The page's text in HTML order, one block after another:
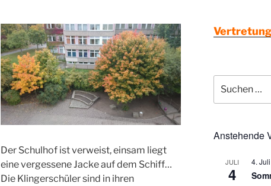
Der Schulhof ist verweist, einsam liegt
eine vergessene Jacke auf dem Schiff…
Die Klingerschüler sind in ihren
nach:
Anstehende
JULI
4
4. Juli